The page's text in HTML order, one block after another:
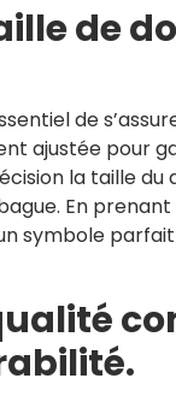
de
de
ajustée pour
la taille du
En
symbole